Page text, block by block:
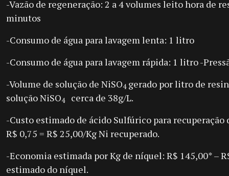
-Vazão de regeneração: 2 a 4 volumes leito hora de
minutos
-Consumo de água para lavagem lenta: 1 litro
-Consumo de água para lavagem rápida: 1 litro -
-Volume de solução de NiSO4 gerado por litro de
solução NiSO4
cerca de 38g/L.
-Custo estimado de ácido Sulfúrico para
R$ 0,75 = R$ 25,00/Kg Ni recuperado.
-Economia estimada por Kg de níquel: R$ 145,00* –
estimado do níquel.